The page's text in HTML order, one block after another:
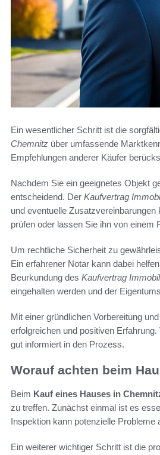
Ein wesentlicher Schritt ist die
Chemnitz über umfassende
Empfehlungen anderer Käufer
Nachdem Sie ein geeignetes Objekt
entscheidend. Der Kaufvertrag
und eventuelle
prüfen oder lassen Sie ihn von einem
Um rechtliche Sicherheit zu
Ein erfahrener Notar kann dabei
Beurkundung des Kaufvertrag
eingehalten werden und der
Mit einer gründlichen Vorbereitung
erfolgreichen und positiven
gut informiert in den Prozess.
Worauf achten beim
Beim Kauf eines Hauses in
zu treffen. Zunächst einmal ist es
Inspektion kann potenzielle
Ein weiterer wichtiger Schritt ist die